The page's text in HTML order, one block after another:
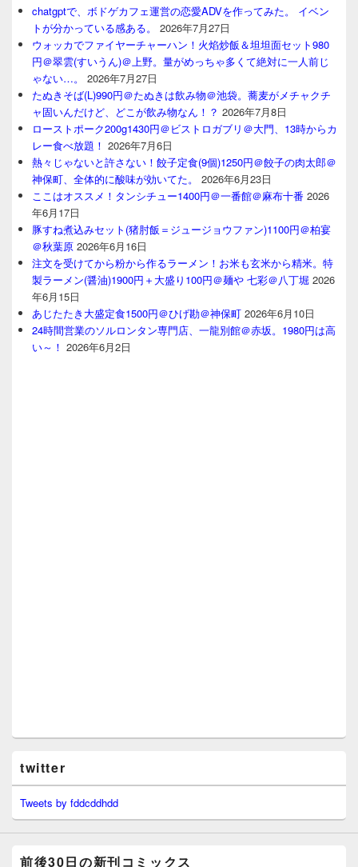
chatgptで、ボドゲカフェ運営の恋愛ADVを作ってみた。 イベン
トが分かっている感ある。
2026年7月27日
ウォッカでファイヤーチャーハン！火焰炒飯＆坦坦面セット980
円＠翠雲(すいうん)＠上野。量がめっちゃ多くて絶対に一人前じ
ゃない…。
2026年7月27日
たぬきそば(L)990円＠たぬきは飲み物＠池袋。蕎麦がメチャクチ
ャ固いんだけど、どこが飲み物なん！？ 2026年7月8日
ローストポーク200g1430円＠ビストロガブリ＠大門、13時からカ
レー食べ放題！ 2026年7月6日
熱々じゃないと許さない！餃子定食(9個)1250円＠餃子の肉太郎＠
神保町、全体的に酸味が効いてた。
2026年6月23日
ここはオススメ！タンシチュー1400円＠一番館＠麻布十番 2026
年6月17日
豚すね煮込みセット(猪肘飯＝ジュージョウファン)1100円＠柏宴
＠秋葉原 2026年6月16日
注文を受けてから粉から作るラーメン！お米も玄米から精米。特
製ラーメン(醤油)1900円＋大盛り100円＠麺や 七彩＠八丁堀 2026
年6月15日
あじたたき大盛定食1500円＠ひげ勘＠神保町 2026年6月10日
24時間営業のソルロンタン専門店、一龍別館＠赤坂。1980円は高
い～！ 2026年6月2日
twitter
Tweets by fddcddhdd
前後30日の新刊コミックス